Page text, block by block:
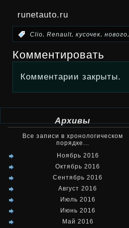
runetauto.ru
Clio, Renault, кусочек, нового,
Комментировать
Комментарии закрыты.
Архивы
Все записи в хронологическом
порядке...
Ноябрь 2016
Октябрь 2016
Сентябрь 2016
Август 2016
Июль 2016
Июнь 2016
Май 2016